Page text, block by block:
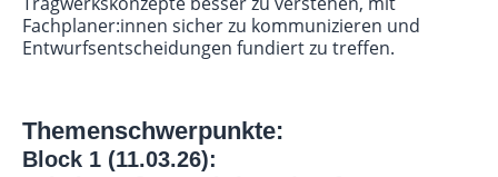
Fachplaner:innen sicher zu kommunizieren und
Entwurfsentscheidungen fundiert zu treffen.
Themenschwerpunkte:
Block 1 (11.03.26):